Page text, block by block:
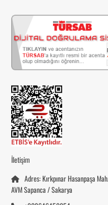
İletişim
Adres: Kırkpınar Hasanpaşa
AVM Sapanca / Sakarya